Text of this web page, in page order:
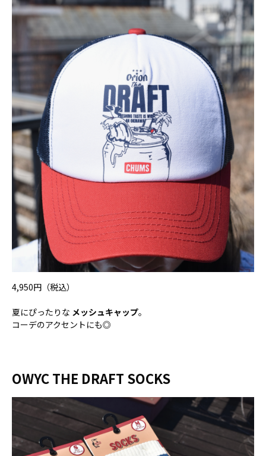
4,950円（税込）
夏にぴったりな メッシュキャップ。
コーデのアクセントにも◎
OWYC THE DRAFT SOCKS